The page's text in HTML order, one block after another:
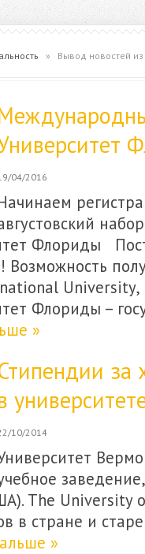
» Вывод новостей
04/2016
Флориды
Возможность
Флориды –
»
за
10/2014
The University
в стране и
»